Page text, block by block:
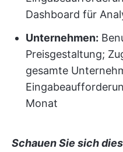
Dashboard für
Unternehmen:
Preisgestaltung;
gesamte
Monat
Schauen Sie sich